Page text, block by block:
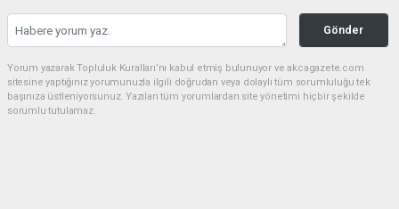
Gönder
Yorum yazarak Topluluk Kuralları’nı kabul etmiş bulunuyor ve akcagazete.com
sitesine yaptığınız yorumunuzla ilgili doğrudan veya dolaylı tüm sorumluluğu tek
başınıza üstleniyorsunuz. Yazılan tüm yorumlardan site yönetimi hiçbir şekilde
sorumlu tutulamaz.